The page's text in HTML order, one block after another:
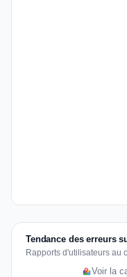
Tendance des erreurs
Rapports d'utilisateurs au
Voir la